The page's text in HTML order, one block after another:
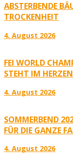
ABSTERBENDE
TROCKENHEIT
4. August 2026
FEI WORLD
STEHT IM
4. August 2026
SOMMERBEND
FÜR DIE GANZE
4. August 2026